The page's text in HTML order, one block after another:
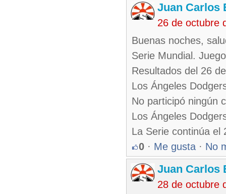
Juan Carlos
26 de octubre
Buenas noches,
Serie Mundial.
Resultados del 26
Los Ángeles
No participó ningún
Los Ángeles
La Serie continúa el
0 · Me gusta · No
Juan Carlos
28 de octubre